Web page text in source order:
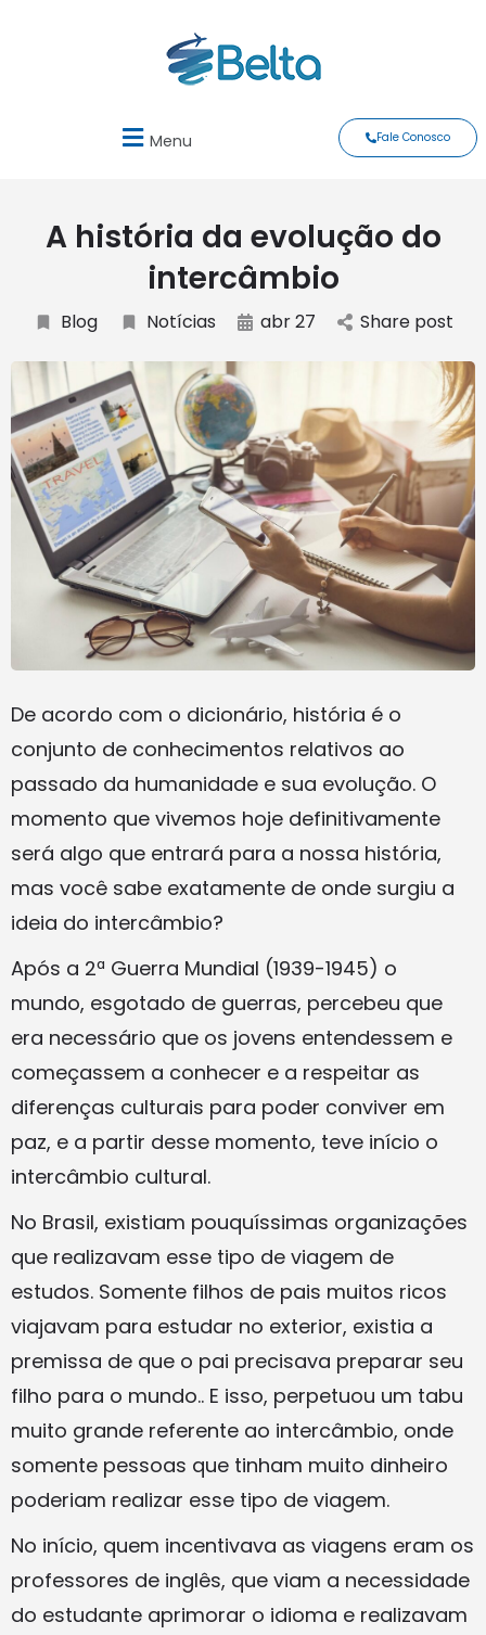
Menu Fale Conosco
A história da evolução do
intercâmbio
Blog Notícias abr 27 Share post
De acordo com o dicionário, história é o
conjunto de conhecimentos relativos ao
passado da humanidade e sua evolução. O
momento que vivemos hoje definitivamente
será algo que entrará para a nossa história,
mas você sabe exatamente de onde surgiu a
ideia do intercâmbio?
Após a 2ª Guerra Mundial (1939-1945) o
mundo, esgotado de guerras, percebeu que
era necessário que os jovens entendessem e
começassem a conhecer e a respeitar as
diferenças culturais para poder conviver em
paz, e a partir desse momento, teve início o
intercâmbio cultural.
No Brasil, existiam pouquíssimas organizações
que realizavam esse tipo de viagem de
estudos. Somente filhos de pais muitos ricos
viajavam para estudar no exterior, existia a
premissa de que o pai precisava preparar seu
filho para o mundo.. E isso, perpetuou um tabu
muito grande referente ao intercâmbio, onde
somente pessoas que tinham muito dinheiro
poderiam realizar esse tipo de viagem.
No início, quem incentivava as viagens eram os
professores de inglês, que viam a necessidade
do estudante aprimorar o idioma e realizavam